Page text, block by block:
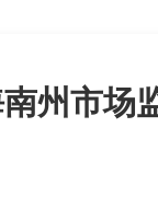
州市场